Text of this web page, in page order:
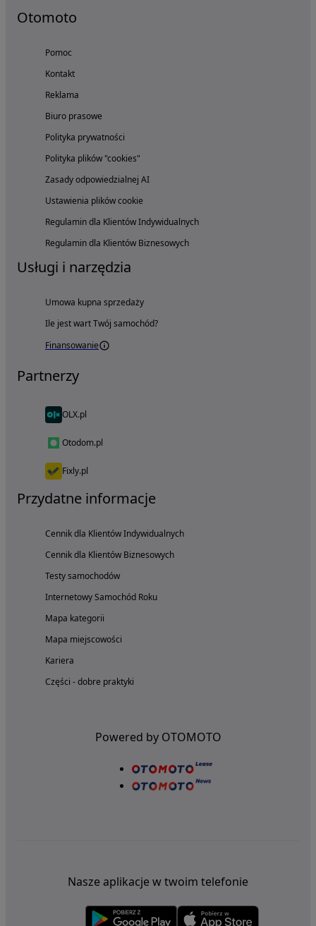
Otomoto
Pomoc
Kontakt
Reklama
Biuro prasowe
Polityka prywatności
Polityka plików "cookies"
Zasady odpowiedzialnej AI
Ustawienia plików cookie
Regulamin dla Klientów Indywidualnych
Regulamin dla Klientów Biznesowych
Usługi i narzędzia
Umowa kupna sprzedaży
Ile jest wart Twój samochód?
Finansowanie
Partnerzy
OLX.pl
Otodom.pl
Fixly.pl
Przydatne informacje
Cennik dla Klientów Indywidualnych
Cennik dla Klientów Biznesowych
Testy samochodów
Internetowy Samochód Roku
Mapa kategorii
Mapa miejscowości
Kariera
Części - dobre praktyki
Powered by OTOMOTO
Nasze aplikacje w twoim telefonie